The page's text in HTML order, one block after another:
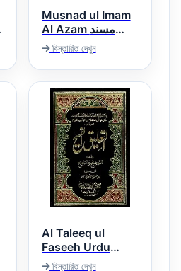
Musnad ul Imam
Al Azam مسند
الامام الاعظم مع
شرح ملا علی قاری
বিস্তারিত দেখুন
Al Taleeq ul
Faseeh Urdu
Sharh Al Taozeeh
বিস্তারিত দেখুন